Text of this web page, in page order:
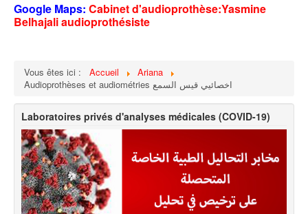
Google Maps: Cabinet d'audioprothèse:Yasmine
Belhajali audioprothésiste
Vous êtes ici : Accueil
Ariana
Audioprothèses et audiométries اخصائيي قيس السمع
Laboratoires privés d'analyses médicales (COVID-19)